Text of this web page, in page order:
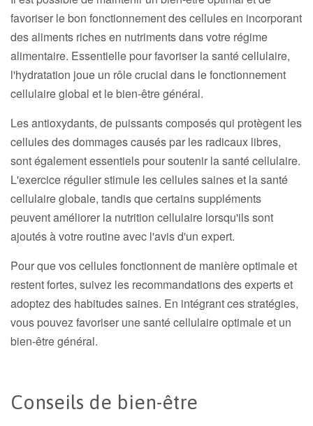
favoriser le bon fonctionnement des cellules en incorporant
des aliments riches en nutriments dans votre régime
alimentaire. Essentielle pour favoriser la santé cellulaire,
l'hydratation joue un rôle crucial dans le fonctionnement
cellulaire global et le bien-être général.
Les antioxydants, de puissants composés qui protègent les
cellules des dommages causés par les radicaux libres,
sont également essentiels pour soutenir la santé cellulaire.
L'exercice régulier stimule les cellules saines et la santé
cellulaire globale, tandis que certains suppléments
peuvent améliorer la nutrition cellulaire lorsqu'ils sont
ajoutés à votre routine avec l'avis d'un expert.
Pour que vos cellules fonctionnent de manière optimale et
restent fortes, suivez les recommandations des experts et
adoptez des habitudes saines. En intégrant ces stratégies,
vous pouvez favoriser une santé cellulaire optimale et un
bien-être général.
Conseils de bien-être